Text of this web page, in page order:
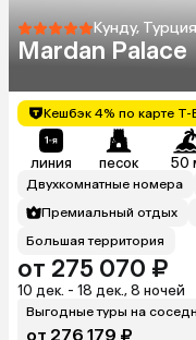
Кунду, Турция
Mardan Palace
Кешбэк 4% по карте Т-
линия песок 50
Двухкомнатные номера
Премиальный отдых
Большая территория
от 275 070 ₽
10 дек. - 18 дек., 8 ночей
Выгодные туры на
от 276 179 ₽